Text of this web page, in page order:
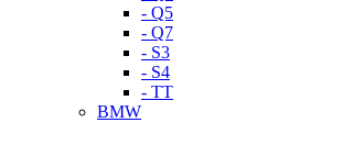
- Q5
- Q7
- S3
- S4
- TT
BMW